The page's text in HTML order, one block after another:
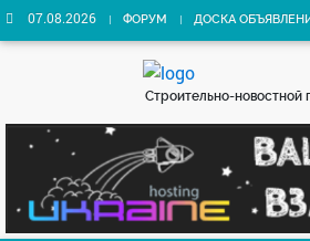
07.08.2026 ФОРУМ ДОСКА
Строительно-новостной